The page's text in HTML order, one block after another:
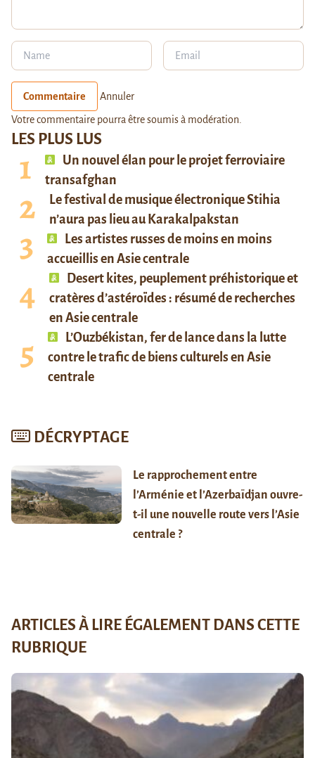
LES PLUS LUS
Un nouvel élan pour le projet ferroviaire
transafghan
Le festival de musique électronique Stihia
n’aura pas lieu au Karakalpakstan
Les artistes russes de moins en moins
accueillis en Asie centrale
Desert kites, peuplement préhistorique et
cratères d’astéroïdes : résumé de recherches
en Asie centrale
L’Ouzbékistan, fer de lance dans la lutte
contre le trafic de biens culturels en Asie
centrale
DÉCRYPTAGE
Le rapprochement entre
l’Arménie et l’Azerbaïdjan ouvre-
t-il une nouvelle route vers l’Asie
centrale ?
Commentaire Annuler
Votre commentaire pourra être soumis à modération.
ARTICLES À LIRE ÉGALEMENT DANS CETTE
RUBRIQUE